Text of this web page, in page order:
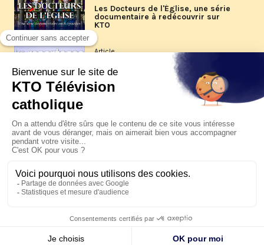
Les Docteurs de l'Église, une série
documentaire à redécouvrir sur
KTO
Article
Les reportages d'été 2026 de KTO
La visite pastorale du pape Léon
XIV à Assise à suivre sur KTO le
jeudi 6 août
Le pape en Uruguay, Argentine et
Pérou du 6 au 17 novembre 2026
© KTO 2026 — Mentions légales